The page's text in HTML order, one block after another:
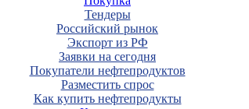
Тендеры
Российский рынок
Экспорт из РФ
Заявки на сегодня
Покупатели нефтепродуктов
Разместить спрос
Как купить нефтепродукты